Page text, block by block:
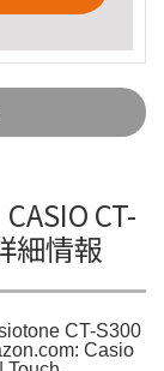
CT-
細情報
CT-S300
Casio